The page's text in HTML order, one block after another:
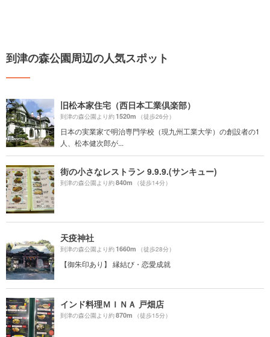
到津の森公園周辺の人気スポット
旧松本家住宅（西日本工業倶楽部）
到津の森公園より約1520m （徒歩26分）
日本の実業家で明治専門学校（現九州工業大学）の創設者の1
人、松本健次郎が...
街の小さなレストラン 9.9.9.(サンキュー)
到津の森公園より約840m （徒歩14分）
天疫神社
到津の森公園より約1660m （徒歩28分）
【御朱印あり】 縁結び・恋愛成就
インド料理ＭＩＮＡ 戸畑店
到津の森公園より約870m （徒歩15分）